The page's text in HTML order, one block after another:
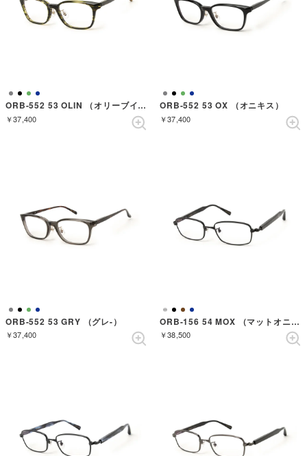
ORB-552 53 OLIN （オリーブインク）
￥37,400
ORB-552 53 OX （オニキス）
￥37,400
ORB-552 53 GRY （グレ-）
￥37,400
ORB-156 54 MOX （マットオニキス）
￥38,500